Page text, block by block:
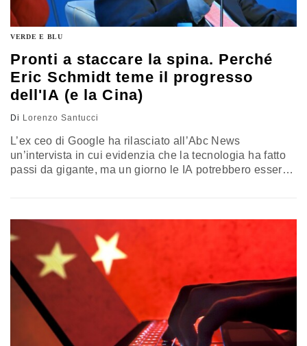
VERDE E BLU
Pronti a staccare la spina. Perché
Eric Schmidt teme il progresso
dell'IA (e la Cina)
Di Lorenzo Santucci
L’ex ceo di Google ha rilasciato all’Abc News
un’intervista in cui evidenzia che la tecnologia ha fatto
passi da gigante, ma un giorno le IA potrebbero essere
non deve vincere la partita